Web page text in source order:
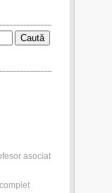
asociat